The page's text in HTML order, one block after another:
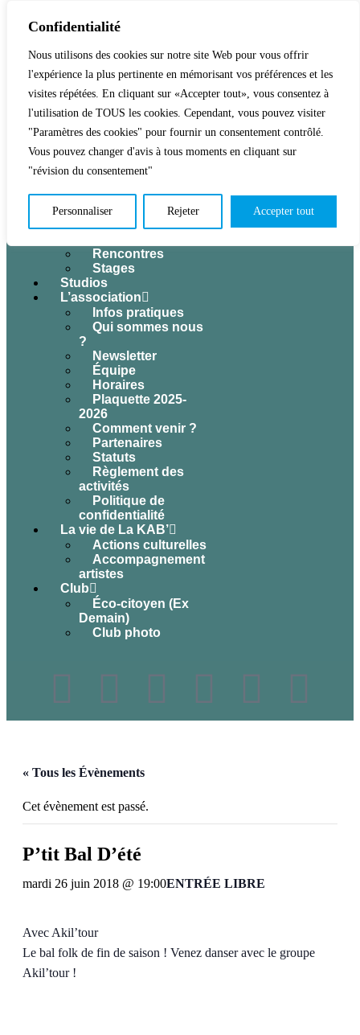
Confidentialité
Nous utilisons des cookies sur notre site Web pour vous offrir
l'expérience la plus pertinente en mémorisant vos préférences et les
visites répétées. En cliquant sur «Accepter tout», vous consentez à
l'utilisation de TOUS les cookies. Cependant, vous pouvez visiter
"Paramètres des cookies" pour fournir un consentement contrôlé.
Vous pouvez changer d'avis à tous moments en cliquant sur
"révision du consentement"
Personnaliser Rejeter Accepter tout
Accueil
Activités & Inscriptions
Billetterie
Tous les
événements
Concerts
Jeune public
Théâtre
Conférences
Rencontres
Stages
Studios
L’association
Infos pratiques
Qui sommes nous
?
Newsletter
Équipe
Horaires
Plaquette 2025-
2026
Comment venir ?
Partenaires
Statuts
Règlement des
activités
Politique de
confidentialité
La vie de La KAB’
Actions culturelles
Accompagnement
artistes
Club
Éco-citoyen (Ex
Demain)
Club photo
« Tous les Évènements
Cet évènement est passé.
P’tit Bal D’été
mardi 26 juin 2018 @ 19:00ENTRÉE LIBRE
Avec Akil’tour
Le bal folk de fin de saison ! Venez danser avec le groupe
Akil’tour !